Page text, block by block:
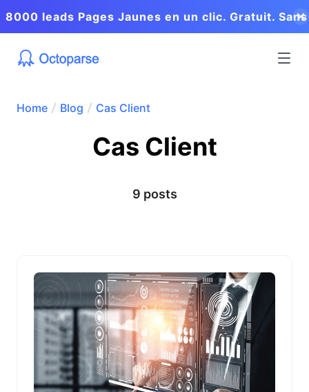
8000 leads Pages Jaunes en un clic. Gratuit. Sans
Home Blog Cas Client
Cas Client
9 posts